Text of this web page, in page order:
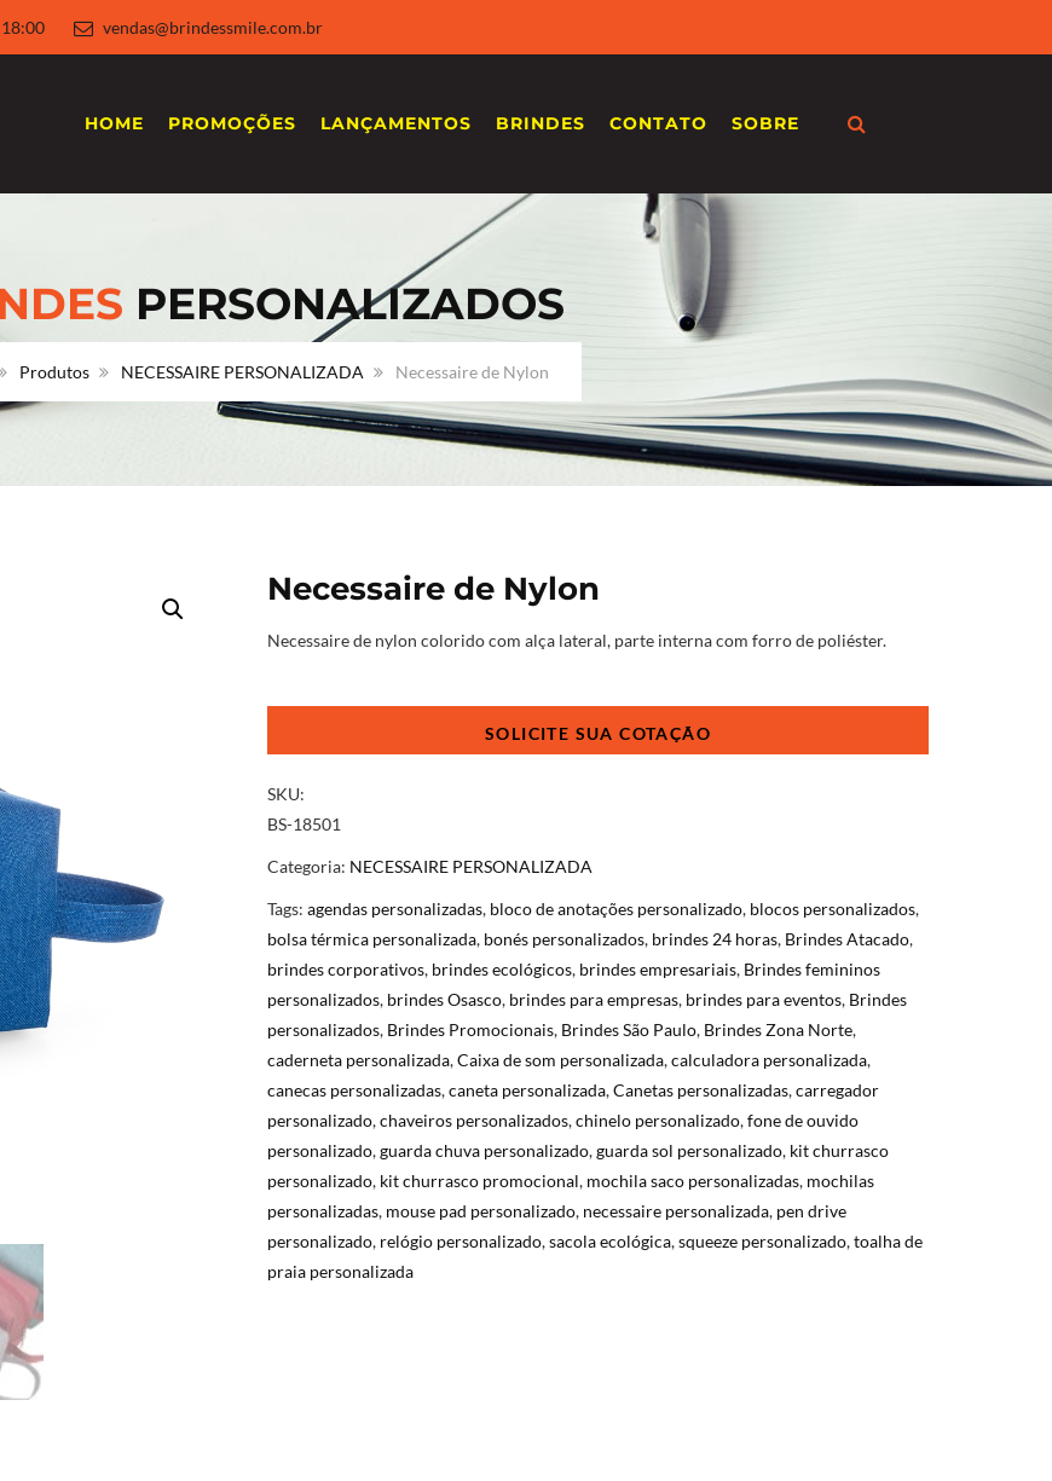
- 18:00 vendas@brindessmile.com.br
HOME PROMOÇÕES LANÇAMENTOS BRINDES CONTATO SOBRE
PERSONALIZADOS
Produtos NECESSAIRE PERSONALIZADA Necessaire de Nylon
Necessaire de Nylon
Necessaire de nylon colorido com alça lateral, parte interna com forro de poliéster.
SKU:
BS-18501
Categoria: NECESSAIRE PERSONALIZADA
Tags: agendas personalizadas, bloco de anotações personalizado, blocos personalizados,
bolsa térmica personalizada, bonés personalizados, brindes 24 horas, Brindes Atacado,
brindes corporativos, brindes ecológicos, brindes empresariais, Brindes femininos
personalizados, brindes Osasco, brindes para empresas, brindes para eventos, Brindes
personalizados, Brindes Promocionais, Brindes São Paulo, Brindes Zona Norte,
caderneta personalizada,Caixa de som personalizada,calculadora personalizada,
canecas personalizadas,caneta personalizada,Canetas personalizadas,carregador
personalizado,chaveiros personalizados,chinelo personalizado,fone de ouvido
personalizado,guarda chuva personalizado,guarda sol personalizado, kit churrasco
personalizado, kit churrasco promocional, mochila saco personalizadas, mochilas
personalizadas, mouse pad personalizado, necessaire personalizada, pen drive
personalizado, relógio personalizado,sacola ecológica,squeeze personalizado,toalha de
praia personalizada